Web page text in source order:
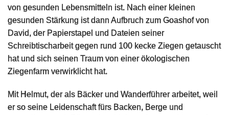
von gesunden Lebensmitteln ist. Nach einer kleinen
gesunden Stärkung ist dann Aufbruch zum Goashof von
David, der Papierstapel und Dateien seiner
Schreibtischarbeit gegen rund 100 kecke Ziegen getauscht
hat und sich seinen Traum von einer ökologischen
Ziegenfarm verwirklicht hat.
Mit Helmut, der als Bäcker und Wanderführer arbeitet, weil
er so seine Leidenschaft fürs Backen, Berge und